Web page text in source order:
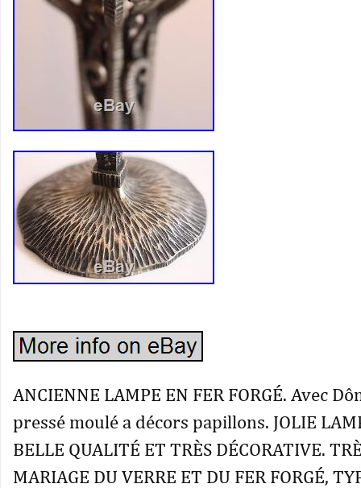
ANCIENNE LAMPE EN FER FORGÉ. Avec
pressé moulé a décors papillons. JOLIE
BELLE QUALITÉ ET TRÈS DÉCORATIVE.
MARIAGE DU VERRE ET DU FER FORGÉ,